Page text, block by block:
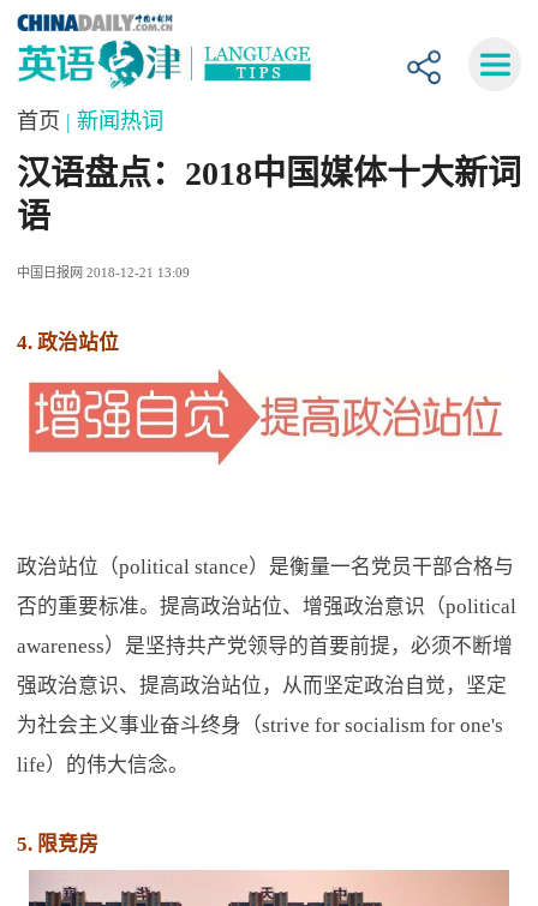
首页 | 新闻热词
汉语盘点：2018中国媒体十大新词
语
中国日报网 2018-12-21 13:09
4. 政治站位
政治站位（political stance）是衡量一名党员干部合格与
否的重要标准。提高政治站位、增强政治意识（political
awareness）是坚持共产党领导的首要前提，必须不断增
强政治意识、提高政治站位，从而坚定政治自觉，坚定
为社会主义事业奋斗终身（strive for socialism for one's
life）的伟大信念。
5. 限竞房